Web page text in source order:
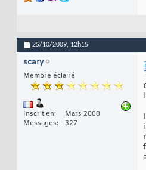
25/10/2009, 12h15
scary
Membre éclairé
Inscrit en
Mars 2008
Messages
327